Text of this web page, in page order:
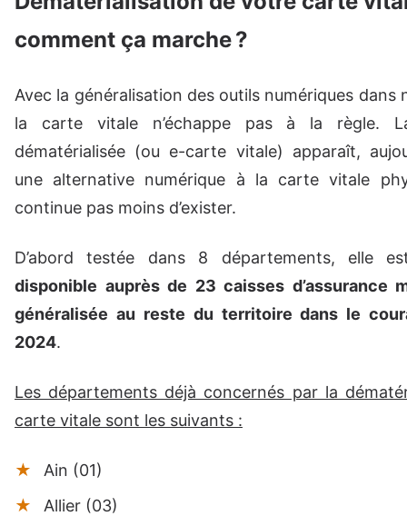
comment ça marche ?
Avec la généralisation des outils numériques dans
la carte vitale n’échappe pas à la règle.
dématérialisée (ou e-carte vitale) apparaît,
une alternative numérique à la carte vitale
continue pas moins d’exister.
D’abord testée dans 8 départements, elle
disponible auprès de 23 caisses d’assurance
généralisée au reste du territoire dans le
2024.
Les départements déjà concernés par la
carte vitale sont les suivants :
Ain (01)
Allier (03)